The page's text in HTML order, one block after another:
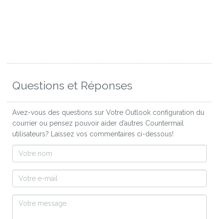
Questions et Réponses
Avez-vous des questions sur Votre Outlook configuration du
courrier ou pensez pouvoir aider d’autres Countermail
utilisateurs? Laissez vos commentaires ci-dessous!